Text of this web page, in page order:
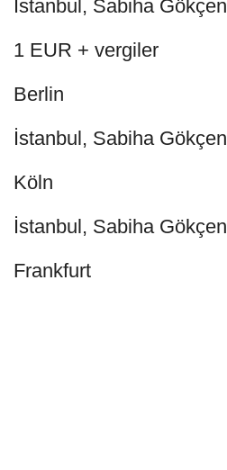
İstanbul, Sabiha Gökçen
1 EUR + vergiler
Berlin
İstanbul, Sabiha Gökçen
Köln
İstanbul, Sabiha Gökçen
Frankfurt